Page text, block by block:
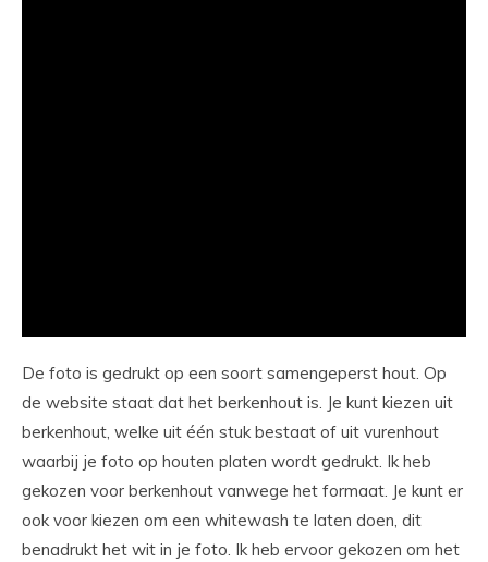
De foto is gedrukt op een soort samengeperst hout. Op
de website staat dat het berkenhout is. Je kunt kiezen uit
berkenhout, welke uit één stuk bestaat of uit vurenhout
waarbij je foto op houten platen wordt gedrukt. Ik heb
gekozen voor berkenhout vanwege het formaat. Je kunt er
ook voor kiezen om een whitewash te laten doen, dit
benadrukt het wit in je foto. Ik heb ervoor gekozen om het